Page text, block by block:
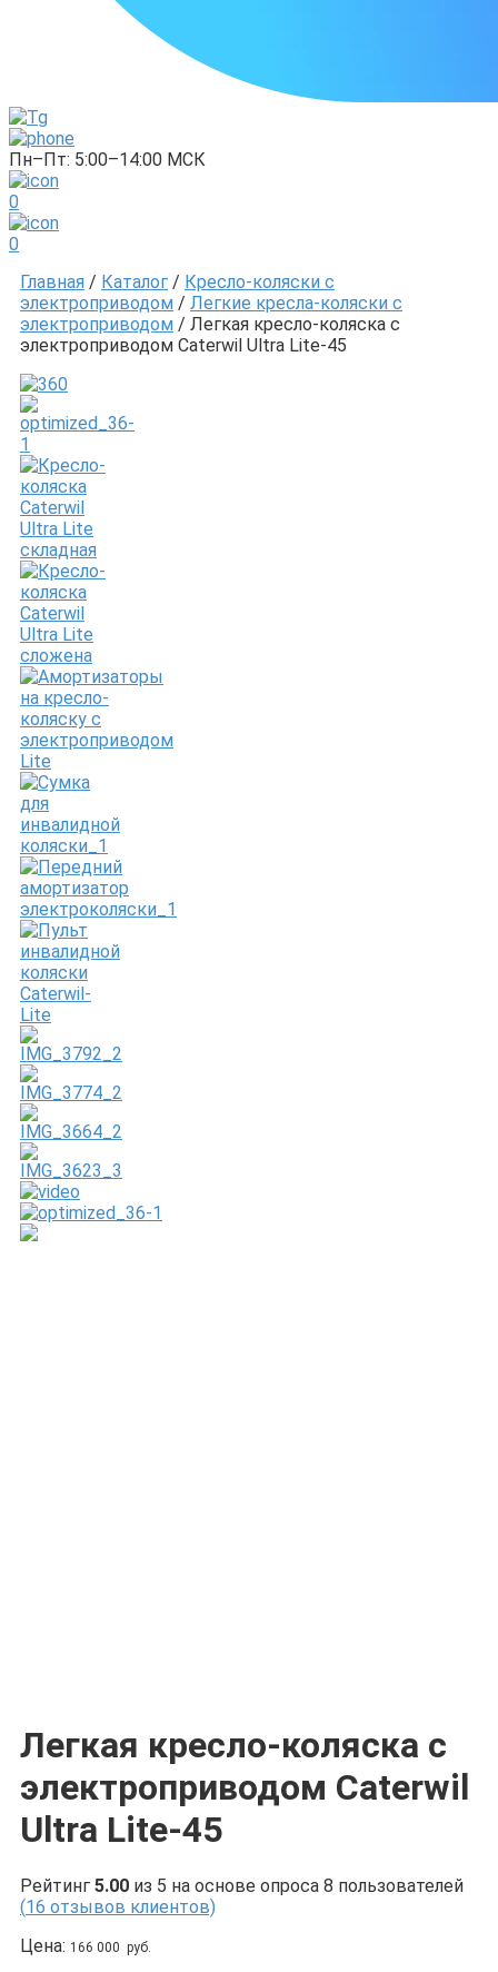
Пн–Пт: 5:00–14:00 МСК
0
0
Главная / Каталог / Кресло-коляски с
электроприводом / Легкие кресла-коляски с
электроприводом / Легкая кресло-коляска с
электроприводом Caterwil Ultra Lite-45
Легкая кресло-коляска с
электроприводом Caterwil
Ultra Lite-45
Рейтинг 5.00 из 5 на основе опроса 8 пользователей
(16 отзывов клиентов)
Цена: 166 000 руб.